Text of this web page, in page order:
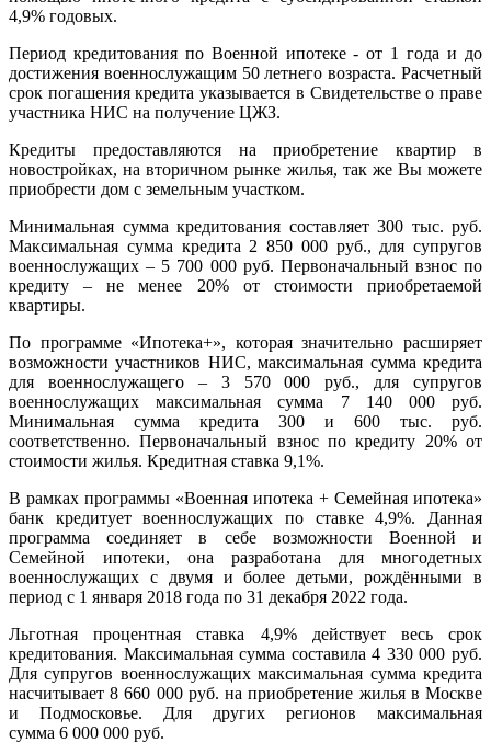
4,9% годовых.
Период кредитования по Военной ипотеке - от 1 года и до
достижения военнослужащим 50 летнего возраста. Расчетный
срок погашения кредита указывается в Свидетельстве о праве
участника НИС на получение ЦЖЗ.
Кредиты предоставляются на приобретение квартир в
новостройках, на вторичном рынке жилья, так же Вы можете
приобрести дом с земельным участком.
Минимальная сумма кредитования составляет 300 тыс. руб.
Максимальная сумма кредита 2 850 000 руб., для супругов
военнослужащих – 5 700 000 руб. Первоначальный взнос по
кредиту – не менее 20% от стоимости приобретаемой
квартиры.
По программе «Ипотека+», которая значительно расширяет
возможности участников НИС, максимальная сумма кредита
для военнослужащего – 3 570 000 руб., для супругов
военнослужащих максимальная сумма 7 140 000 руб.
Минимальная сумма кредита 300 и 600 тыс. руб.
соответственно. Первоначальный взнос по кредиту 20% от
стоимости жилья. Кредитная ставка 9,1%.
В рамках программы «Военная ипотека + Семейная ипотека»
банк кредитует военнослужащих по ставке 4,9%. Данная
программа соединяет в себе возможности Военной и
Семейной ипотеки, она разработана для многодетных
военнослужащих с двумя и более детьми, рождёнными в
период с 1 января 2018 года по 31 декабря 2022 года.
Льготная процентная ставка 4,9% действует весь срок
кредитования. Максимальная сумма составила 4 330 000 руб.
Для супругов военнослужащих максимальная сумма кредита
насчитывает 8 660 000 руб. на приобретение жилья в Москве
и Подмосковье. Для других регионов максимальная
сумма 6 000 000 руб.